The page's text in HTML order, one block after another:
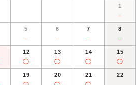
1
－
5
－
6
－
7
－
8
－
12
◯
13
◯
14
◯
15
◯
19 20 21 22